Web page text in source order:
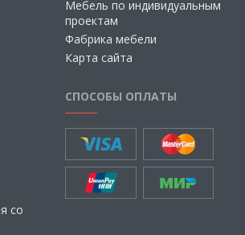
Мебель по индивидуальным
проектам
Фабрика мебели
Карта сайта
со
СПОСОБЫ ОПЛАТЫ